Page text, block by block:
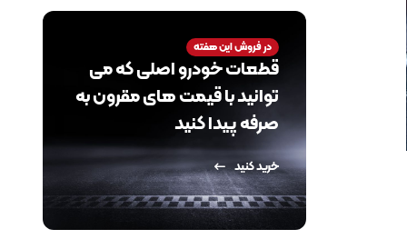
در فروش این هفته
قطعات خودرو اصلی که می
توانید با قیمت های مقرون به
صرفه پیدا کنید
خرید کنید